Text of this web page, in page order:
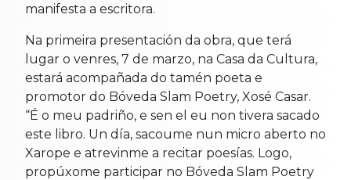
manifesta a escritora.
Na primeira presentación da obra, que terá
lugar o venres, 7 de marzo, na Casa da Cultura,
estará acompañada do tamén poeta e
promotor do Bóveda Slam Poetry, Xosé Casar.
“É o meu padriño, e sen el eu non tivera sacado
este libro. Un día, sacoume nun micro aberto no
Xarope e atrevinme a recitar poesías. Logo,
propúxome participar no Bóveda Slam Poetry